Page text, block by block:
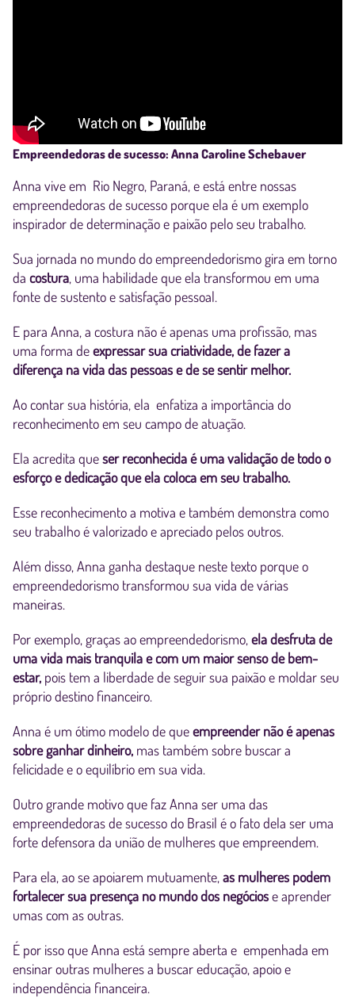
Empreendedoras de sucesso: Anna Caroline Schebauer
Anna vive em Rio Negro, Paraná, e está entre nossas
empreendedoras de sucesso porque ela é um exemplo
inspirador de determinação e paixão pelo seu trabalho.
Sua jornada no mundo do empreendedorismo gira em torno
da costura, uma habilidade que ela transformou em uma
fonte de sustento e satisfação pessoal.
E para Anna, a costura não é apenas uma profissão, mas
uma forma deexpressar sua criatividade, de fazer a
diferença na vida das pessoas e de se sentir melhor.
Ao contar sua história, ela enfatiza a importância do
reconhecimento em seu campo de atuação.
Ela acredita queser reconhecida é uma validação de todo o
esforço e dedicação que ela coloca em seu trabalho.
Esse reconhecimento a motiva e também demonstra como
seu trabalho é valorizado e apreciado pelos outros.
Além disso, Anna ganha destaque neste texto porque o
empreendedorismo transformou sua vida de várias
maneiras.
Por exemplo, graças ao empreendedorismo, ela desfruta de
uma vida mais tranquila e com um maior senso de bem-
estar, pois tem a liberdade de seguir sua paixão e moldar seu
próprio destino financeiro.
Anna é um ótimo modelo de queempreender não é apenas
sobre ganhar dinheiro, mas também sobre buscar a
felicidade e o equilíbrio em sua vida.
Outro grande motivo que faz Anna ser uma das
empreendedoras de sucesso do Brasil é o fato dela ser uma
forte defensora da união de mulheres que empreendem.
Para ela, ao se apoiarem mutuamente, as mulheres podem
fortalecer sua presença no mundo dos negóciose aprender
umas com as outras.
É por isso que Anna está sempre aberta e empenhada em
ensinar outras mulheres a buscar educação, apoio e
independência financeira.